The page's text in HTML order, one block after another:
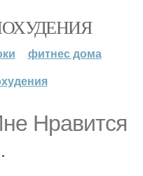
фитнес дома
Нравится